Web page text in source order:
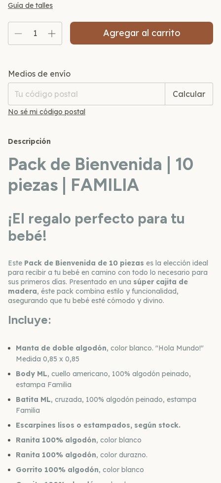
Guía de talles
Entregas para el CP:
Medios de envío
Calcular
No sé mi código postal
Descripción
Pack de Bienvenida | 10
piezas | FAMILIA
¡El regalo perfecto para tu
bebé!
Este Pack de Bienvenida de 10 piezas es la elección ideal
para recibir a tu bebé en camino con todo lo necesario para
sus primeros días. Presentado en una súper cajita de
madera, éste pack combina estilo y funcionalidad,
asegurando que tu bebé esté cómodo y divino.
Incluye:
Manta de doble algodón, color blanco. "Hola Mundo!"
Medida 0,85 x 0,85
Body ML, cuello americano, 100% algodón peinado,
estampa Familia
Batita ML, cruzada, 100% algodón peinado, estampa
Familia
Escarpines lisos o estampados, según stock.
Ranita 100% algodón, color blanco
Ranita 100% algodón, color durazno.
Gorrito 100% algodón, color blanco